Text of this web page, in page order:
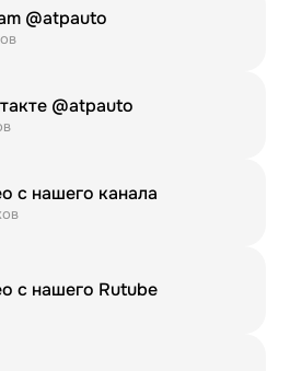
@atpauto
@atpauto
с нашего канала
с нашего Rutube